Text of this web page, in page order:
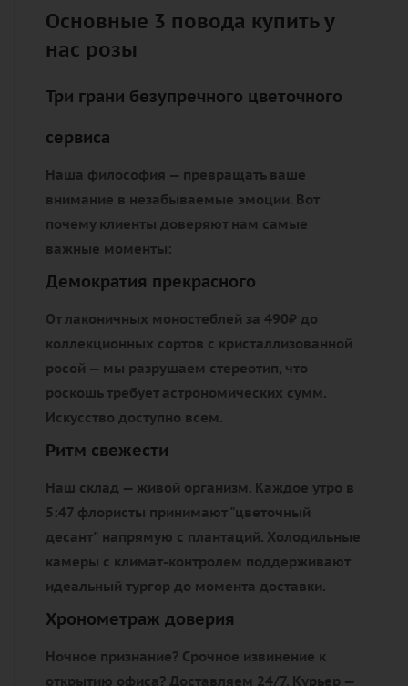
Основные 3 повода купить у
нас розы
Три грани безупречного цветочного
сервиса
Наша философия — превращать ваше
внимание в незабываемые эмоции. Вот
почему клиенты доверяют нам самые
важные моменты:
Демократия прекрасного
От лаконичных моностеблей за 490₽ до
коллекционных сортов с кристаллизованной
росой — мы разрушаем стереотип, что
роскошь требует астрономических сумм.
Искусство доступно всем.
Ритм свежести
Наш склад — живой организм. Каждое утро в
5:47 флористы принимают "цветочный
десант" напрямую с плантаций. Холодильные
камеры с климат-контролем поддерживают
идеальный тургор до момента доставки.
Хронометраж доверия
Ночное признание? Срочное извинение к
открытию офиса? Доставляем 24/7. Курьер —